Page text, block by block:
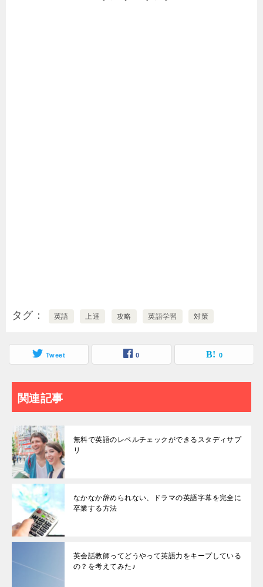
タグ 英語 上達 攻略 英語学習 対策
Tweet 0 0
関連記事
無料で英語のレベルチェックができるスタディサプ
リ
なかなか辞められない、ドラマの英語字幕を完全に
卒業する方法
英会話教師ってどうやって英語力をキープしている
の？を考えてみた♪